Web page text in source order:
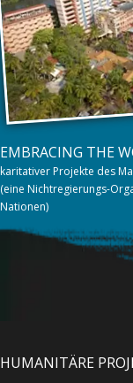
EMBRACING THE
karitativer Projekte des
(eine Nichtregierungs-
Nationen)
HUMANITÄRE